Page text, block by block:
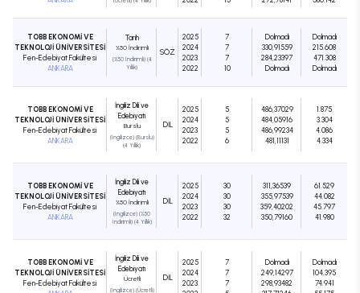
TOBB EKONOMİ VE
TEKNOLOJİ ÜNİVERSİTESİ
Fen-Edebiyat Fakültesi
ANKARA
Tarih
%50 İndirimli
(%50 İndirimli) (4
Yıllık)
SÖZ
2025
2024
2023
2022
7
7
7
10
Dolmadı
330,91559
284,23397
Dolmadı
Dolmadı
215.608
471.308
Dolmadı
TOBB EKONOMİ VE
TEKNOLOJİ ÜNİVERSİTESİ
Fen-Edebiyat Fakültesi
ANKARA
İngiliz Dili ve
Edebiyatı
Burslu
(İngilizce) (Burslu)
(4 Yıllık)
DIL
2025
2024
2023
2022
5
5
5
6
486,37029
484,05916
486,99234
481,11131
1.875
3.304
4.086
4.334
TOBB EKONOMİ VE
TEKNOLOJİ ÜNİVERSİTESİ
Fen-Edebiyat Fakültesi
ANKARA
İngiliz Dili ve
Edebiyatı
%50 İndirimli
(İngilizce) (%50
İndirimli) (4 Yıllık)
DIL
2025
2024
2023
2022
30
30
30
32
311,36539
355,97539
359,40202
350,79160
61.529
44.082
45.797
41.980
TOBB EKONOMİ VE
TEKNOLOJİ ÜNİVERSİTESİ
Fen-Edebiyat Fakültesi
İngiliz Dili ve
Edebiyatı
Ücretli
(İngilizce) (Ücretli)
DIL
2025
2024
2023
7
7
7
Dolmadı
249,14297
298,93482
Dolmadı
104.395
74.941